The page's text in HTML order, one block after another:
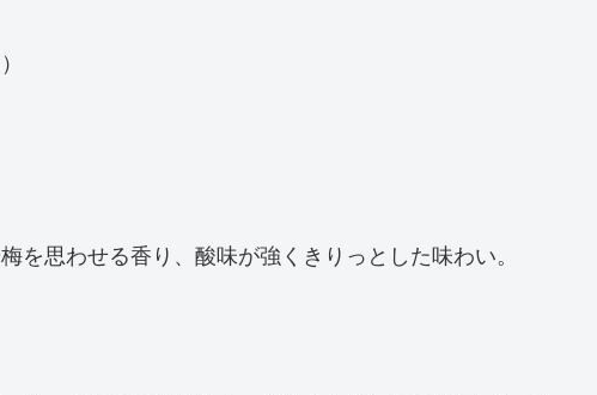
を思わせる香り、酸味が強くきりっとした味わい。